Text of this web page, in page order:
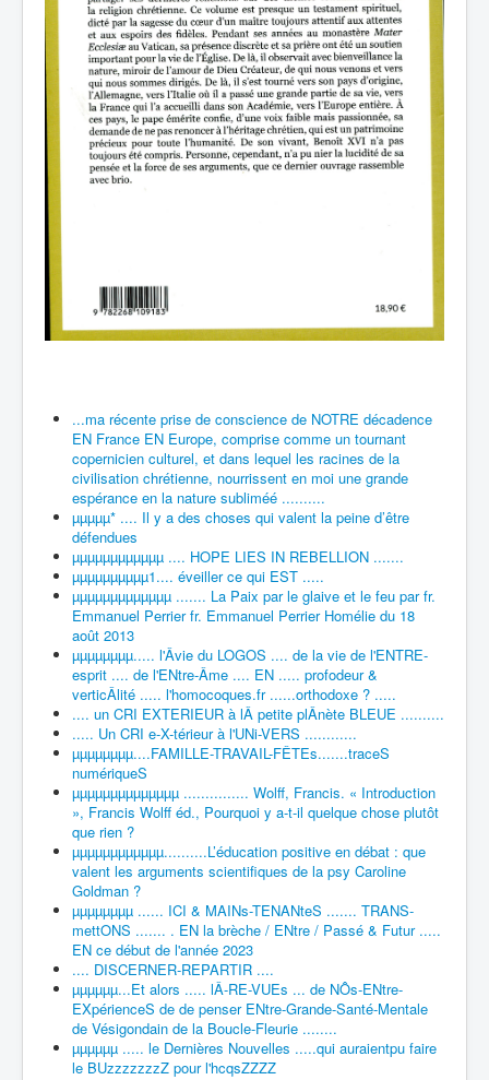
...ma récente prise de conscience de NOTRE décadence
EN France EN Europe, comprise comme un tournant
copernicien culturel, et dans lequel les racines de la
civilisation chrétienne, nourrissent en moi une grande
espérance en la nature subliméé ..........
µµµµµ* .... Il y a des choses qui valent la peine d’être
défendues
µµµµµµµµµµµµ .... HOPE LIES IN REBELLION .......
µµµµµµµµµµ1.... éveiller ce qui EST .....
µµµµµµµµµµµµµ ....... La Paix par le glaive et le feu par fr.
Emmanuel Perrier fr. Emmanuel Perrier Homélie du 18
août 2013
µµµµµµµµ..... l'Âvie du LOGOS .... de la vie de l'ENTRE-
esprit .... de l'ENtre-Âme .... EN ..... profodeur &
verticÂlité ..... l'homocoques.fr ......orthodoxe ? .....
.... un CRI EXTERIEUR à lÂ petite plÂnète BLEUE ..........
..... Un CRI e-X-térieur à l'UNi-VERS ............
µµµµµµµµ....FAMILLE-TRAVAIL-FÊTEs.......traceS
numériqueS
µµµµµµµµµµµµµµ ............... Wolff, Francis. « Introduction
», Francis Wolff éd., Pourquoi y a-t-il quelque chose plutôt
que rien ?
µµµµµµµµµµµµ..........L’éducation positive en débat : que
valent les arguments scientifiques de la psy Caroline
Goldman ?
µµµµµµµµ ...... ICI & MAINs-TENANteS ....... TRANS-
mettONS ....... . EN la brèche / ENtre / Passé & Futur .....
EN ce début de l'année 2023
.... DISCERNER-REPARTIR ....
µµµµµµ...Et alors ..... lÂ-RE-VUEs ... de NÔs-ENtre-
EXpérienceS de de penser ENtre-Grande-Santé-Mentale
de Vésigondain de la Boucle-Fleurie ........
µµµµµµ ..... le Dernières Nouvelles .....qui auraientpu faire
le BUzzzzzzzZ pour l'hcqsZZZZ